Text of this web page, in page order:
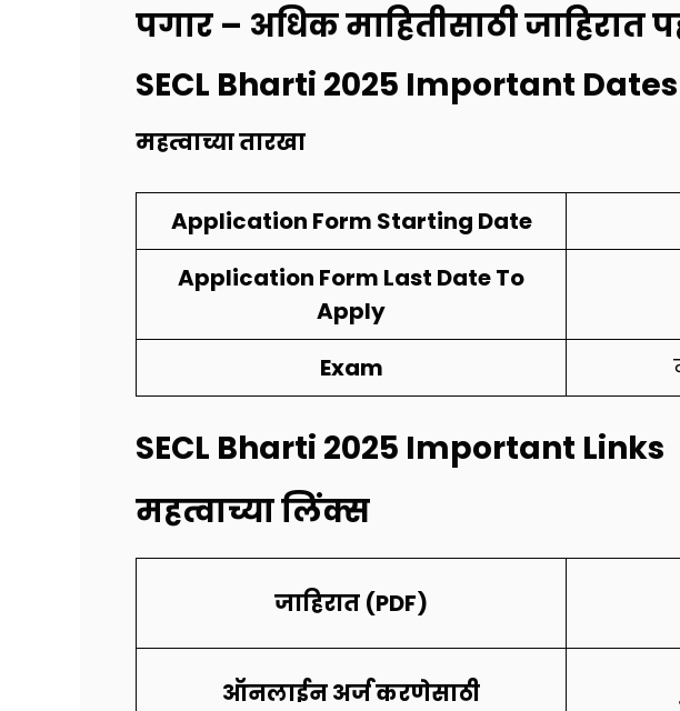
पगार – अधिक माहितीसाठी जाहिरात
SECL Bharti 2025 Important Dates
महत्वाच्या तारखा
Application Form Starting Date
Application Form Last Date To
Apply
Exam
SECL Bharti 2025 Important Links
महत्वाच्या लिंक्स
जाहिरात (PDF)
ऑनलाईन अर्ज करणेसाठी